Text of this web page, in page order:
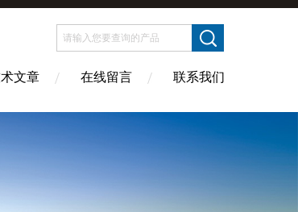
文章 在线留言 联系我们